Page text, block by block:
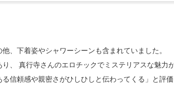
、下着姿やシャワーシーンも含まれていました。
、 真行寺さんのエロチックでミステリアスな魅力
信頼感や親密さがひしひしと伝わってくる」と評価